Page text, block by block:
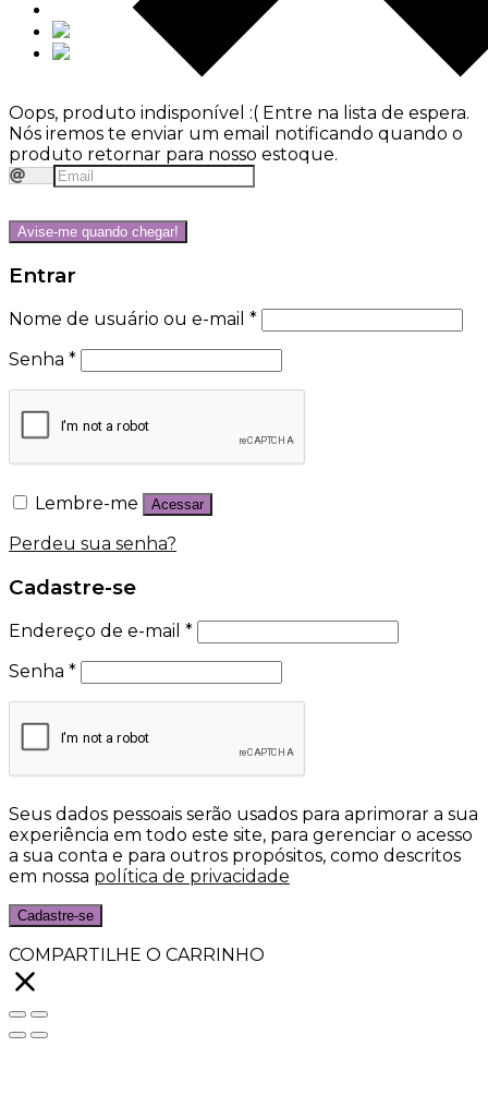
Oops, produto indisponível :( Entre na lista de espera.
Nós iremos te enviar um email notificando quando o
produto retornar para nosso estoque.
Avise-me quando chegar!
Entrar
Nome de usuário ou e-mail *
Senha *
Lembre-me Acessar
Perdeu sua senha?
Cadastre-se
Endereço de e-mail *
Senha *
Seus dados pessoais serão usados para aprimorar a sua
experiência em todo este site, para gerenciar o acesso
a sua conta e para outros propósitos, como descritos
em nossa política de privacidade
Cadastre-se
COMPARTILHE O CARRINHO